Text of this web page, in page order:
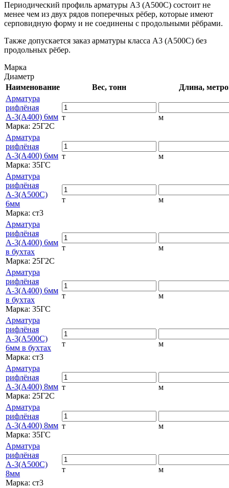
Периодический профиль арматуры А3 (А500С) состоит не
менее чем из двух рядов поперечных рёбер, которые имеют
серповидную форму и не соединены с продольными рёбрами.
Также допускается заказ арматуры класса А3 (А500С) без
продольных рёбер.
Марка
Диаметр
Наименование
Вес, тонн
Длина,
Арматура
рифлёная
А-3(А400) 6мм
Марка: 25Г2С
т м
Арматура
рифлёная
А-3(А400) 6мм
Марка: 35ГС
т м
Арматура
рифлёная
А-3(А500С)
6мм
Марка: ст3
т м
Арматура
рифлёная
А-3(А400) 6мм
в бухтах
Марка: 25Г2С
т м
Арматура
рифлёная
А-3(А400) 6мм
в бухтах
Марка: 35ГС
т м
Арматура
рифлёная
А-3(А500С)
6мм в бухтах
Марка: ст3
т м
Арматура
рифлёная
А-3(А400) 8мм
Марка: 25Г2С
т м
Арматура
рифлёная
А-3(А400) 8мм
Марка: 35ГС
т м
Арматура
рифлёная
А-3(А500С)
8мм
Марка: ст3
т м